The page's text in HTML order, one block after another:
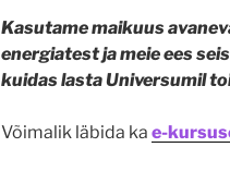
Kasutame maikuus
energiatest ja meie ees
kuidas lasta Universumil
Võimalik läbida ka e-